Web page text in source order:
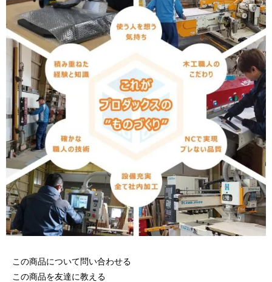
この商品について問い合わせる
この商品を友達に教える